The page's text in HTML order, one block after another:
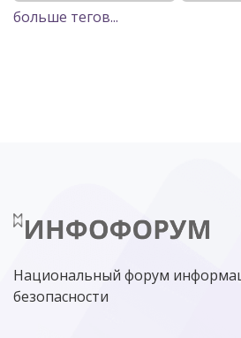
POSITIVE TECHNOLOGIES
МИНЦИФРЫ РОССИИ NGFW
больше тегов...
Национальный форум
безопасности